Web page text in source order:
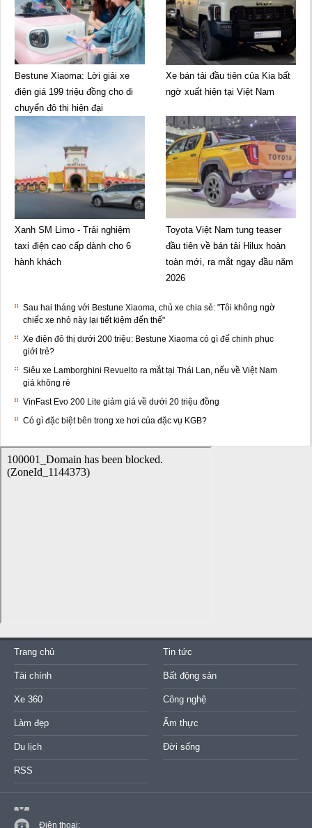
Bestune Xiaoma: Lời giải xe
điện giá 199 triệu đồng cho di
chuyển đô thị hiện đại
Xe bán tải đầu tiên của Kia bất
ngờ xuất hiện tại Việt Nam
Xanh SM Limo - Trải nghiệm
taxi điện cao cấp dành cho 6
hành khách
Toyota Việt Nam tung teaser
đầu tiên về bán tải Hilux hoàn
toàn mới, ra mắt ngay đầu năm
2026
Sau hai tháng với Bestune Xiaoma, chủ xe chia sẻ: "Tôi không ngờ
chiếc xe nhỏ này lại tiết kiệm đến thế"
Xe điện đô thị dưới 200 triệu: Bestune Xiaoma có gì để chinh phục
giới trẻ?
Siêu xe Lamborghini Revuelto ra mắt tại Thái Lan, nếu về Việt Nam
giá không rẻ
VinFast Evo 200 Lite giảm giá về dưới 20 triệu đồng
Có gì đặc biệt bên trong xe hơi của đặc vụ KGB?
Trang chủ Tin tức
Tài chính Bất động sản
Xe 360 Công nghệ
Làm đẹp Ẩm thực
Du lịch Đời sống
RSS
Điện thoại: